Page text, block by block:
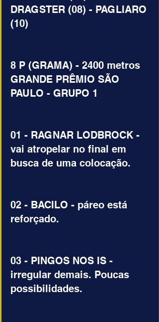
DRAGSTER (08) - PAGLIARO
(10)
8 P (GRAMA) - 2400 metros
GRANDE PRÊMIO SÃO
PAULO - GRUPO 1
01 - RAGNAR LODBROCK -
vai atropelar no final em
busca de uma colocação.
02 - BACILO - páreo está
reforçado.
03 - PINGOS NOS IS -
irregular demais. Poucas
possibilidades.